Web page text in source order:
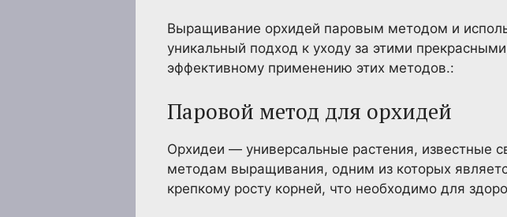
Выращивание орхидей паровым методом и
уникальный подход к уходу за этими
эффективному применению этих методов.:
Паровой метод для орхидей
Орхидеи — универсальные растения, известные
методам выращивания, одним из которых
крепкому росту корней, что необходимо для